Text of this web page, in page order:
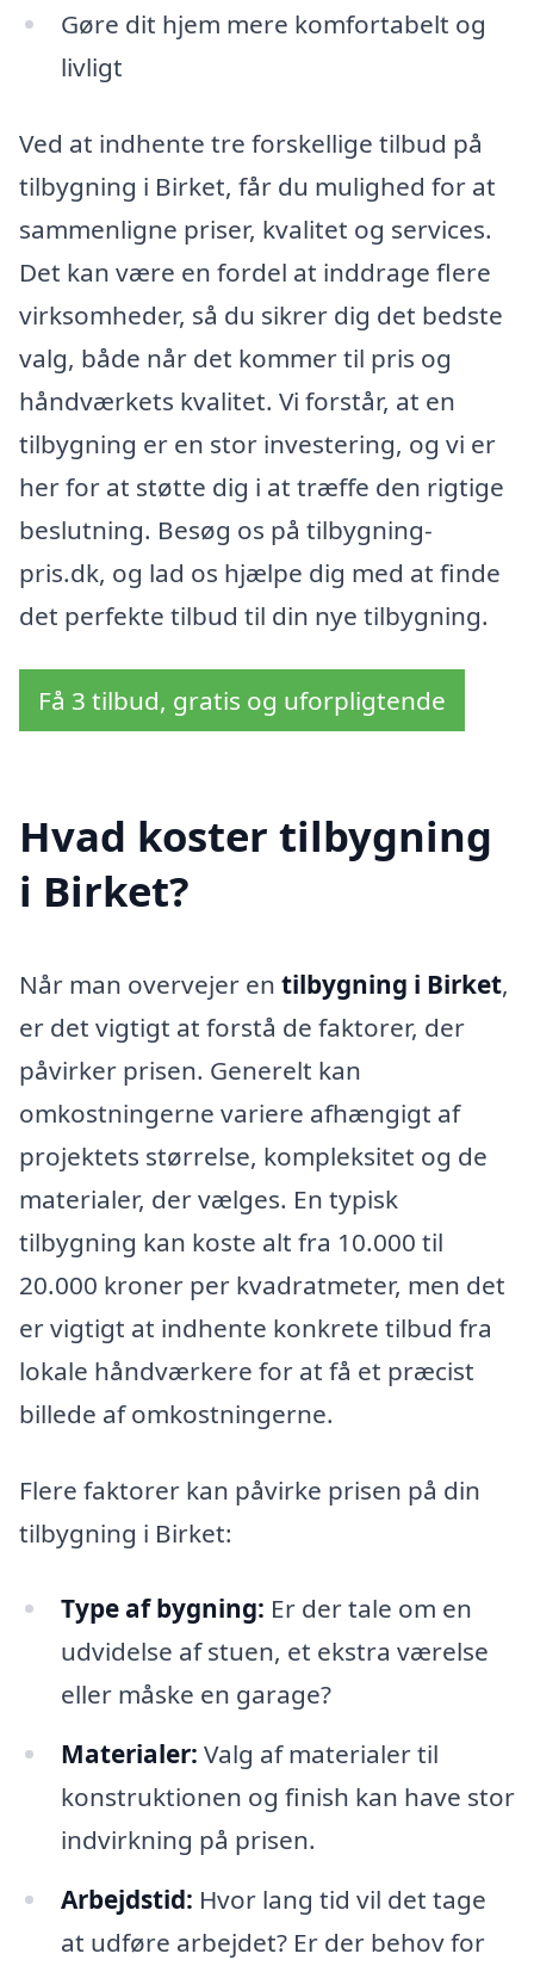
Gøre dit hjem mere komfortabelt og
livligt
Ved at indhente tre forskellige tilbud på
tilbygning i Birket, får du mulighed for at
sammenligne priser, kvalitet og services.
Det kan være en fordel at inddrage flere
virksomheder, så du sikrer dig det bedste
valg, både når det kommer til pris og
håndværkets kvalitet. Vi forstår, at en
tilbygning er en stor investering, og vi er
her for at støtte dig i at træffe den rigtige
beslutning. Besøg os på tilbygning-
pris.dk, og lad os hjælpe dig med at finde
det perfekte tilbud til din nye tilbygning.
Få 3 tilbud, gratis og uforpligtende
Hvad koster tilbygning
i Birket?
Når man overvejer en tilbygning i Birket,
er det vigtigt at forstå de faktorer, der
påvirker prisen. Generelt kan
omkostningerne variere afhængigt af
projektets størrelse, kompleksitet og de
materialer, der vælges. En typisk
tilbygning kan koste alt fra 10.000 til
20.000 kroner per kvadratmeter, men det
er vigtigt at indhente konkrete tilbud fra
lokale håndværkere for at få et præcist
billede af omkostningerne.
Flere faktorer kan påvirke prisen på din
tilbygning i Birket:
Type af bygning: Er der tale om en
udvidelse af stuen, et ekstra værelse
eller måske en garage?
Materialer: Valg af materialer til
konstruktionen og finish kan have stor
indvirkning på prisen.
Arbejdstid: Hvor lang tid vil det tage
at udføre arbejdet? Er der behov for